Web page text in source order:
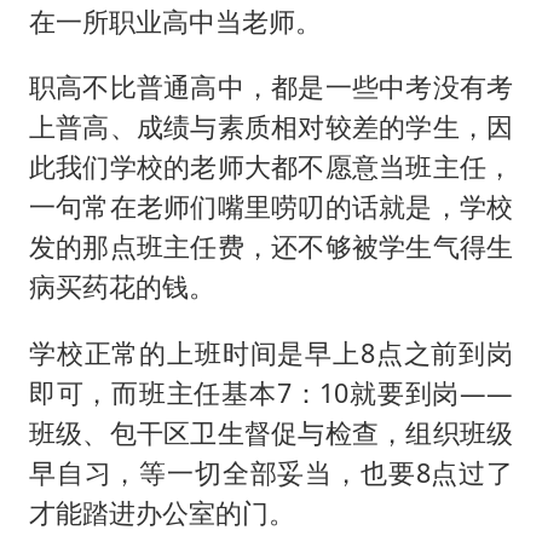
在一所职业高中当老师。
职高不比普通高中，都是一些中考没有考
上普高、成绩与素质相对较差的学生，因
此我们学校的老师大都不愿意当班主任，
一句常在老师们嘴里唠叨的话就是，学校
发的那点班主任费，还不够被学生气得生
病买药花的钱。
学校正常的上班时间是早上8点之前到岗
即可，而班主任基本7：10就要到岗——
班级、包干区卫生督促与检查，组织班级
早自习，等一切全部妥当，也要8点过了
才能踏进办公室的门。